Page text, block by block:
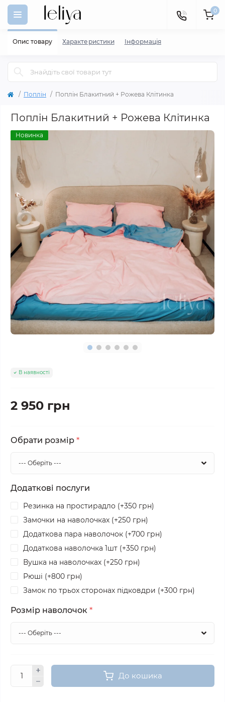
0
Поплін Поплін Блакитний + Рожева Клітинка
Поплін Блакитний + Рожева Клітинка
Новинка
В наявності
2 950 грн
Обрати розмір *
Додаткові послуги
Резинка на простирадло (+350 грн)
Замочки на наволочках (+250 грн)
Додаткова пара наволочок (+700 грн)
Додаткова наволочка 1шт (+350 грн)
Вушка на наволочках (+250 грн)
Рюші (+800 грн)
Замок по трьох сторонах підковдри (+300 грн)
Розмір наволочок *
До кошика
Опис товару Характеристики Iнформація